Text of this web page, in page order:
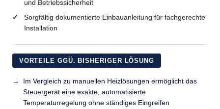
und Betriebssicherheit
Sorgfältig dokumentierte Einbauanleitung für fachgerechte
Installation
VORTEILE GGÜ. BISHERIGER LÖSUNG
Im Vergleich zu manuellen Heizlösungen ermöglicht das
Steuergerät eine exakte, automatisierte
Temperaturregelung ohne ständiges Eingreifen